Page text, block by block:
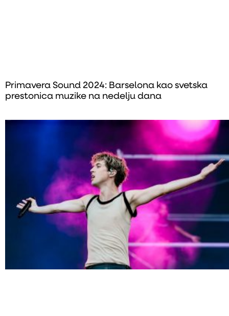
Primavera Sound 2024: Barselona kao svetska
prestonica muzike na nedelju dana